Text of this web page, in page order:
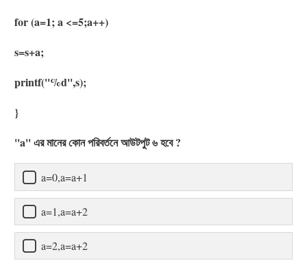
for (a=1; a <=5;a++)
s=s+a;
printf(''%d'',s);
}
''a'' এর মানের কোন পরিবর্তনে আউটপুট ৬ হবে ?
a=0,a=a+1
a=1,a=a+2
a=2,a=a+2